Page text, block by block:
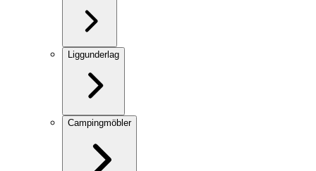
Liggunderlag
Campingmöbler